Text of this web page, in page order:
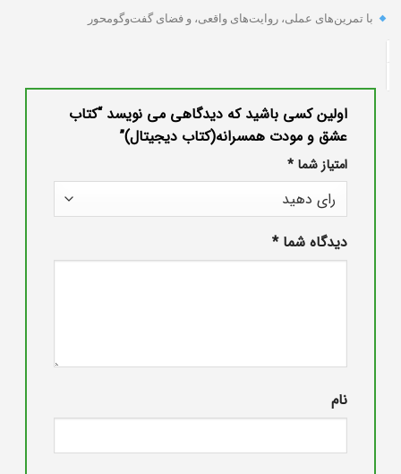
با تمرین‌های عملی، روایت‌های واقعی، و فضای گفت‌وگومحور
اولین کسی باشید که دیدگاهی می نویسد “کتاب
عشق و مودت همسرانه(کتاب دیجیتال)”
امتیاز شما*
دیدگاه شما*
نام